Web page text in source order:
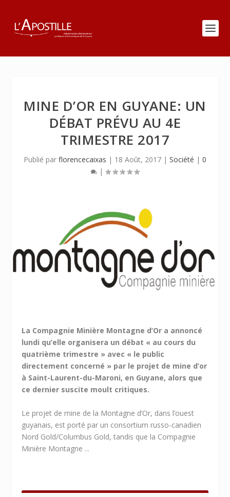
MINE D’OR EN GUYANE: UN
DÉBAT PRÉVU AU 4E
TRIMESTRE 2017
Publié par florencecaixas | 18 Août, 2017 | Société | 0
|
La Compagnie Minière Montagne d’Or a annoncé
lundi qu’elle organisera un débat « au cours du
quatrième trimestre » avec « le public
directement concerné » par le projet de mine d’or
à Saint-Laurent-du-Maroni, en Guyane, alors que
ce dernier suscite moult critiques.
Le projet de mine de la Montagne d’Or, dans l’ouest
guyanais, est porté par un consortium russo-canadien
Nord Gold/Columbus Gold, tandis que la Compagnie
Minière Montagne ...